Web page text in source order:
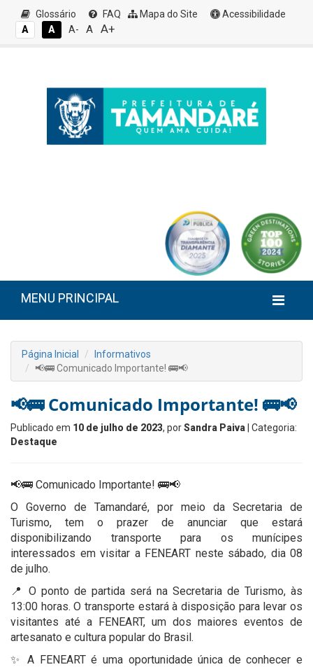
Glossário FAQ Mapa do Site
Acessibilidade
A
A A- A A+
MENU PRINCIPAL
Página Inicial
Informativos
📢🚌 Comunicado Importante! 🚌📢
📢🚌 Comunicado Importante! 🚌📢
Publicado em 10 de julho de 2023, porSandra Paiva | Categoria:
Destaque
📢🚌 Comunicado Importante! 🚌📢
O Governo de Tamandaré, por meio da Secretaria de
Turismo, tem o prazer de anunciar que estará
disponibilizando transporte para os munícipes
interessados em visitar a FENEART neste sábado, dia 08
de julho.
📍 O ponto de partida será na Secretaria de Turismo, às
13:00 horas. O transporte estará à disposição para levar os
visitantes até a FENEART, um dos maiores eventos de
artesanato e cultura popular do Brasil.
✨ A FENEART é uma oportunidade única de conhecer e